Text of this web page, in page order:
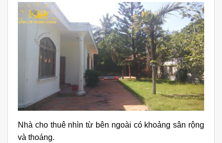
Nhà cho thuê nhìn từ bên ngoài có khoảng sân rộng
và thoáng.